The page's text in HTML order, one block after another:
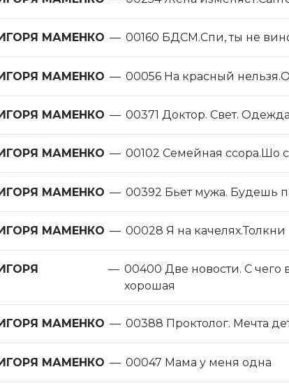
МАМЕНКО — 00160 БДСМ.Спи, ты не
МАМЕНКО — 00056 На красный
МАМЕНКО — 00371 Доктор. Свет.
МАМЕНКО — 00102 Семейная ссора.Шо
МАМЕНКО — 00392 Бьет мужа. Будешь
МАМЕНКО — 00028 Я на качелях.Толкни
— 00400 Две новости. С чего
хорошая
МАМЕНКО — 00388 Проктолог. Мечта
МАМЕНКО — 00047 Мама у меня одна